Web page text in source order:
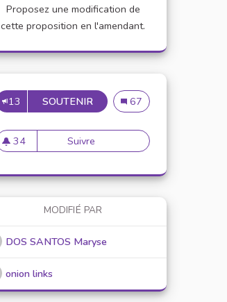
Proposez une modification de
cette proposition en l'amendant.
13 SOUTENIRINSTALLATION DE
Installation de
67
34
34 abonnés
Suivre Installation de boutiques
MODIFIÉ PAR
DOS SANTOS Maryse
onion links